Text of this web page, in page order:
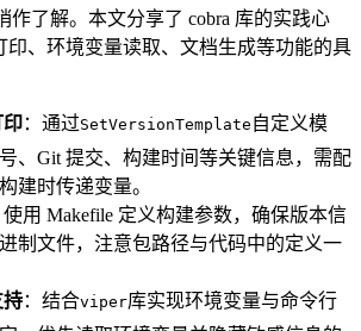
作了解。本文分享了 cobra 库的实践心
印、环境变量读取、文档生成等功能的具
印：通过SetVersionTemplate 自定义模
、Git 提交、构建时间等关键信息，需配
建时传递变量。
使用 Makefile 定义构建参数，确保版本信
制文件，注意包路径与代码中的定义一
持：结合viper库实现环境变量与命令行